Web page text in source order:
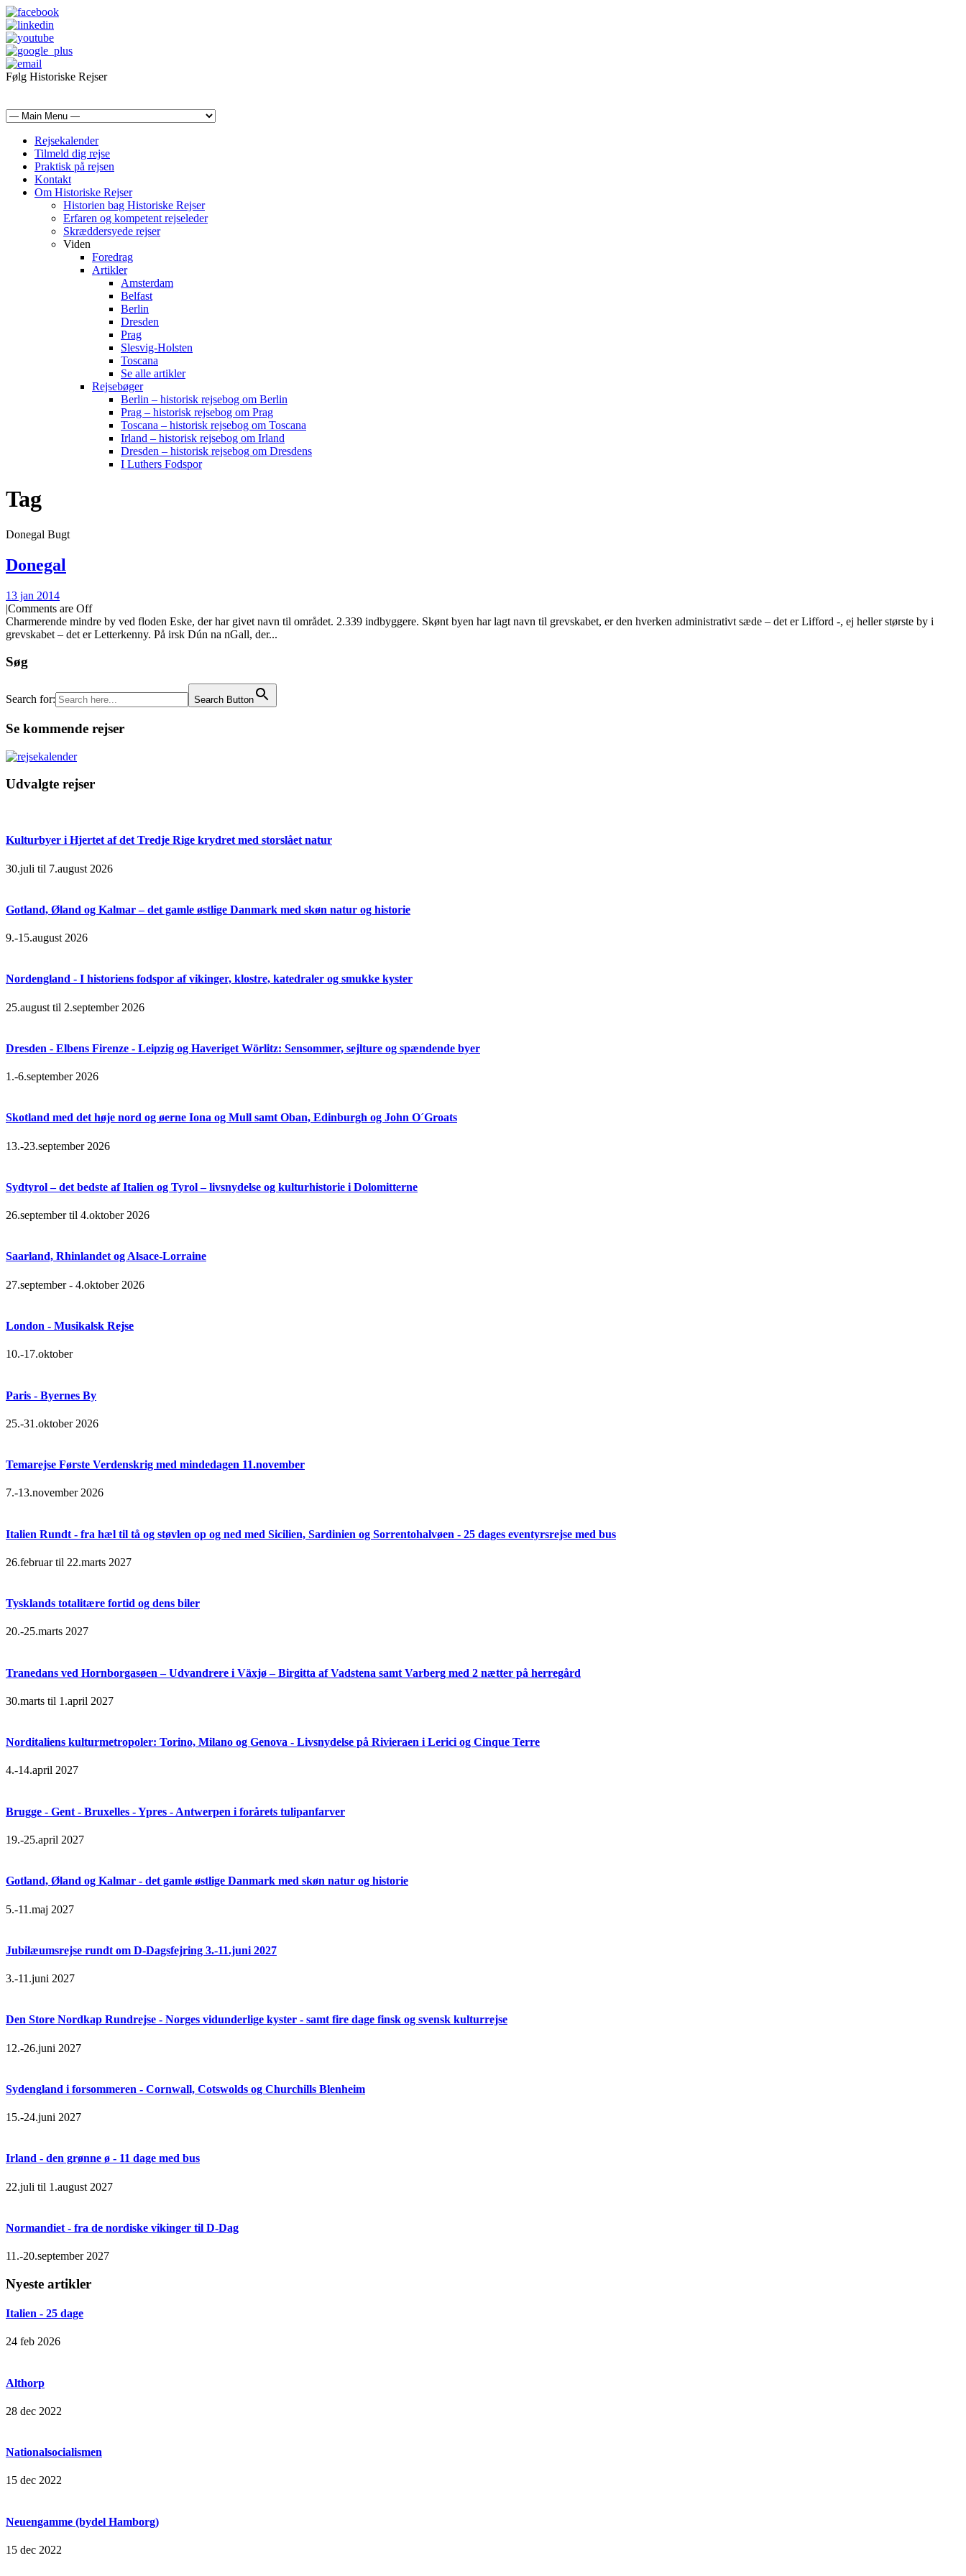
Følg Historiske Rejser
Rejsekalender
Tilmeld dig rejse
Praktisk på rejsen
Kontakt
Om Historiske Rejser
Historien bag Historiske Rejser
Erfaren og kompetent rejseleder
Skræddersyede rejser
Viden
Foredrag
Artikler
Amsterdam
Belfast
Berlin
Dresden
Prag
Slesvig-Holsten
Toscana
Se alle artikler
Rejsebøger
Berlin – historisk rejsebog om Berlin
Prag – historisk rejsebog om Prag
Toscana – historisk rejsebog om Toscana
Irland – historisk rejsebog om Irland
Dresden – historisk rejsebog om Dresdens
I Luthers Fodspor
Tag
Donegal Bugt
Donegal
13 jan 2014
|Comments are Off
Charmerende mindre by ved floden Eske, der har givet navn til området. 2.339 indbyggere. Skønt byen har lagt navn til grevskabet, er den hverken administrativt sæde – det er Lifford -, ej heller største by i
grevskabet – det er Letterkenny. På irsk Dún na nGall, der...
Søg
Search for: Search Button
Se kommende rejser
Udvalgte rejser
Kulturbyer i Hjertet af det Tredje Rige krydret med storslået natur
30.juli til 7.august 2026
Gotland, Øland og Kalmar – det gamle østlige Danmark med skøn natur og historie
9.-15.august 2026
Nordengland - I historiens fodspor af vikinger, klostre, katedraler og smukke kyster
25.august til 2.september 2026
Dresden - Elbens Firenze - Leipzig og Haveriget Wörlitz: Sensommer, sejlture og spændende byer
1.-6.september 2026
Skotland med det høje nord og øerne Iona og Mull samt Oban, Edinburgh og John O´Groats
13.-23.september 2026
Sydtyrol – det bedste af Italien og Tyrol – livsnydelse og kulturhistorie i Dolomitterne
26.september til 4.oktober 2026
Saarland, Rhinlandet og Alsace-Lorraine
27.september - 4.oktober 2026
London - Musikalsk Rejse
10.-17.oktober
Paris - Byernes By
25.-31.oktober 2026
Temarejse Første Verdenskrig med mindedagen 11.november
7.-13.november 2026
Italien Rundt - fra hæl til tå og støvlen op og ned med Sicilien, Sardinien og Sorrentohalvøen - 25 dages eventyrsrejse med bus
26.februar til 22.marts 2027
Tysklands totalitære fortid og dens biler
20.-25.marts 2027
Tranedans ved Hornborgasøen – Udvandrere i Växjø – Birgitta af Vadstena samt Varberg med 2 nætter på herregård
30.marts til 1.april 2027
Norditaliens kulturmetropoler: Torino, Milano og Genova - Livsnydelse på Rivieraen i Lerici og Cinque Terre
4.-14.april 2027
Brugge - Gent - Bruxelles - Ypres - Antwerpen i forårets tulipanfarver
19.-25.april 2027
Gotland, Øland og Kalmar - det gamle østlige Danmark med skøn natur og historie
5.-11.maj 2027
Jubilæumsrejse rundt om D-Dagsfejring 3.-11.juni 2027
3.-11.juni 2027
Den Store Nordkap Rundrejse - Norges vidunderlige kyster - samt fire dage finsk og svensk kulturrejse
12.-26.juni 2027
Sydengland i forsommeren - Cornwall, Cotswolds og Churchills Blenheim
15.-24.juni 2027
Irland - den grønne ø - 11 dage med bus
22.juli til 1.august 2027
Normandiet - fra de nordiske vikinger til D-Dag
11.-20.september 2027
Nyeste artikler
Italien - 25 dage
24 feb 2026
Althorp
28 dec 2022
Nationalsocialismen
15 dec 2022
Neuengamme (bydel Hamborg)
15 dec 2022